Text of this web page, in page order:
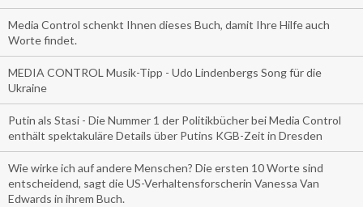
Media Control schenkt Ihnen dieses Buch, damit Ihre Hilfe auch
Worte findet.
MEDIA CONTROL Musik-Tipp - Udo Lindenbergs Song für die
Ukraine
Putin als Stasi - Die Nummer 1 der Politikbücher bei Media Control
enthält spektakuläre Details über Putins KGB-Zeit in Dresden
Wie wirke ich auf andere Menschen? Die ersten 10 Worte sind
entscheidend, sagt die US-Verhaltensforscherin Vanessa Van
Edwards in ihrem Buch.